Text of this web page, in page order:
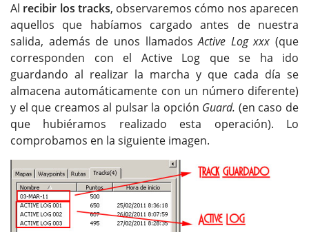
Al recibir los tracks, observaremos cómo nos aparecen
aquellos que habíamos cargado antes de nuestra
salida, además de unos llamadosActive Log xxx (que
corresponden con el Active Log que se ha ido
guardando al realizar la marcha y que cada día se
almacena automáticamente con un número diferente)
y el que creamos al pulsar la opción Guard. (en caso de
que hubiéramos realizado esta operación). Lo
comprobamos en la siguiente imagen.